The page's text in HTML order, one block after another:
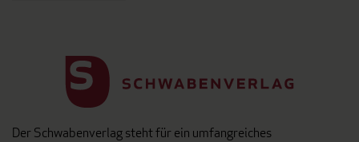
Der Schwabenverlag steht für ein umfangreiches